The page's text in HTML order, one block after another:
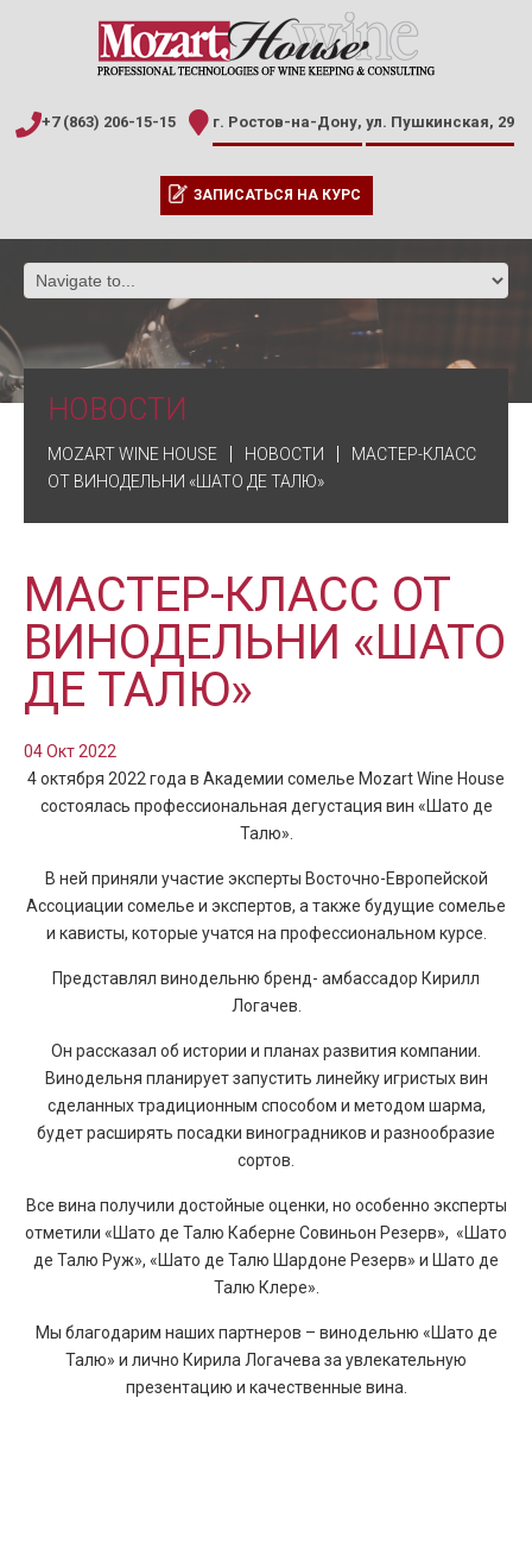
+7 (863) 206-15-15 г. Ростов-на-Дону, ул. Пушкинская, 29
ЗАПИСАТЬСЯ НА КУРС
НОВОСТИ
MOZART WINE HOUSE НОВОСТИ
МАСТЕР-КЛАСС
ОТ ВИНОДЕЛЬНИ «ШАТО ДЕ ТАЛЮ»
МАСТЕР-КЛАСС ОТ
ВИНОДЕЛЬНИ «ШАТО
ДЕ ТАЛЮ»
04 Окт 2022
4 октября 2022 года в Академии сомелье Mozart Wine House
состоялась профессиональная дегустация вин «Шато де
Талю».
В ней приняли участие эксперты Восточно-Европейской
Ассоциации сомелье и экспертов, а также будущие сомелье
и кависты, которые учатся на профессиональном курсе.
Представлял винодельню бренд- амбассадор Кирилл
Логачев.
Он рассказал об истории и планах развития компании.
Винодельня планирует запустить линейку игристых вин
сделанных традиционным способом и методом шарма,
будет расширять посадки виноградников и разнообразие
сортов.
Все вина получили достойные оценки, но особенно эксперты
отметили «Шато де Талю Каберне Совиньон Резерв», «Шато
де Талю Руж», «Шато де Талю Шардоне Резерв» и Шато де
Талю Клере».
Мы благодарим наших партнеров – винодельню «Шато де
Талю» и лично Кирила Логачева за увлекательную
презентацию и качественные вина.